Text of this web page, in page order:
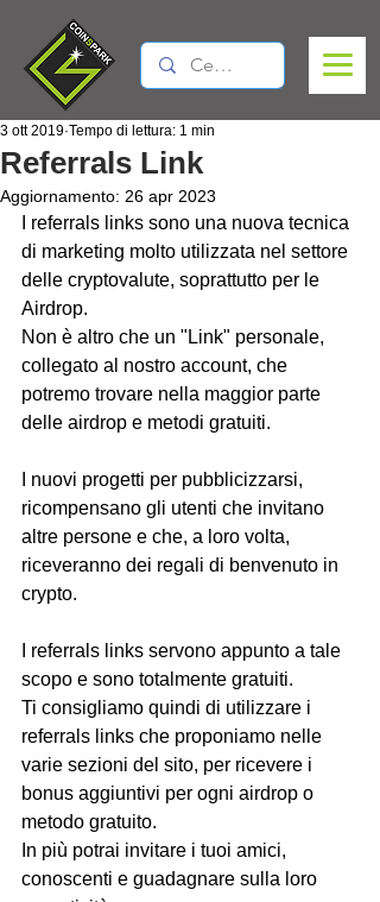
Referrals Link
3 ott 2019 Tempo di lettura: 1 min
Aggiornamento: 26 apr 2023
I referrals links sono una nuova tecnica
di marketing molto utilizzata nel settore
delle cryptovalute, soprattutto per le
Airdrop.
Non è altro che un "Link" personale,
collegato al nostro account, che
potremo trovare nella maggior parte
delle airdrop e metodi gratuiti.
I nuovi progetti per pubblicizzarsi,
ricompensano gli utenti che invitano
altre persone e che, a loro volta,
riceveranno dei regali di benvenuto in
crypto.
I referrals links servono appunto a tale
scopo e sono totalmente gratuiti.
Ti consigliamo quindi di utilizzare i
referrals links che proponiamo nelle
varie sezioni del sito, per ricevere i
bonus aggiuntivi per ogni airdrop o
metodo gratuito.
In più potrai invitare i tuoi amici,
conoscenti e guadagnare sulla loro